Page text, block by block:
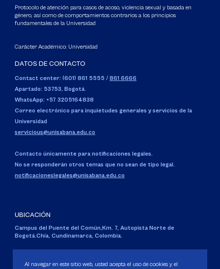
Protocolo de atención para casos de acoso, violencia sexual y basada en
género, así como de comportamientos contrarios a los principios
fundamentales de la Universidad
Carácter Académico: Universidad
DATOS DE CONTACTO
Contact center: (601) 861 5555 / 861 6666
Apartado: 53753, Bogotá.
WhatsApp: +57 3205164838
Correo electrónico para inquietudes generales y servicios de la
Universidad
servicious@unisabana.edu.co
Contacto únicamente para notificaciones legales.
No se responderán otros temas que no sean de tipo legal.
notificacioneslegales@unisabana.edu.co
UBICACIÓN
Campus del Puente del Común,Km. 7, Autopista Norte de
Bogotá.Chía, Cundinamarca, Colombia.
Personería Jurídica:Resolución 130 del 14 de enero de 1980.
Al navegar en este sitio web, usted acepta el uso de cookies y el